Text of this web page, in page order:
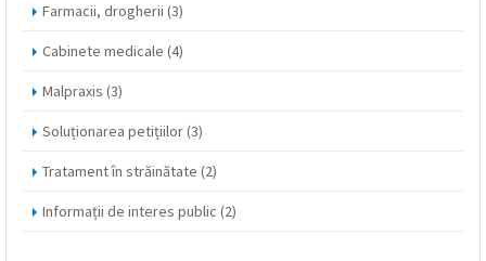
Farmacii, drogherii (3)
Cabinete medicale (4)
Malpraxis (3)
Soluționarea petițiilor(3)
Tratament în străinătate (2)
Informații de interes public (2)